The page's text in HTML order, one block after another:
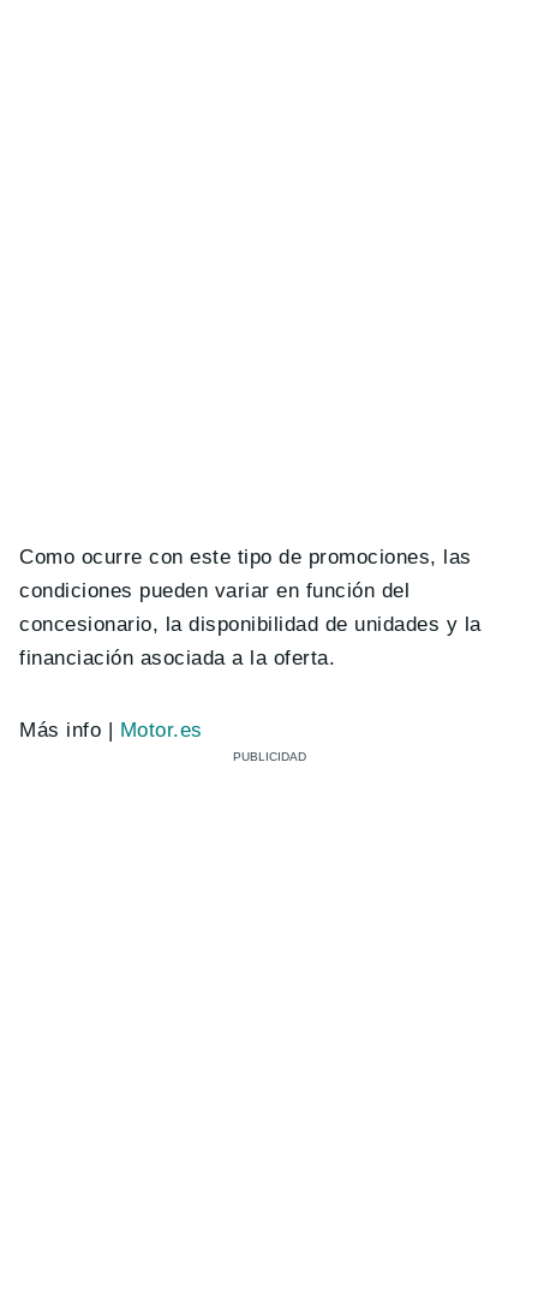
Como ocurre con este tipo de promociones, las
condiciones pueden variar en función del
concesionario, la disponibilidad de unidades y la
financiación asociada a la oferta.
Más info | Motor.es